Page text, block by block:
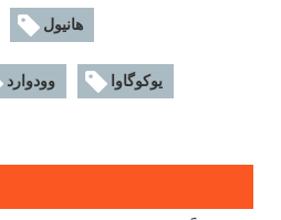
هانیول
وودوارد یوکوگاوا